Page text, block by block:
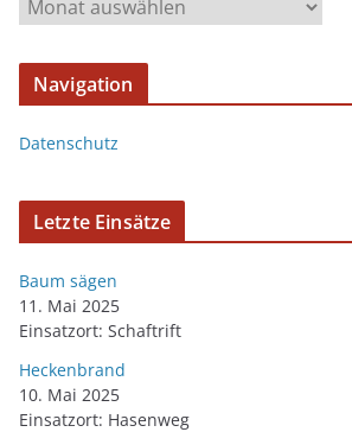
Navigation
Datenschutz
Letzte Einsätze
Baum sägen
11. Mai 2025
Einsatzort: Schaftrift
Heckenbrand
10. Mai 2025
Einsatzort: Hasenweg